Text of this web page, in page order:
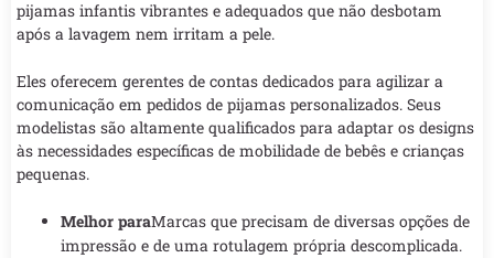
pijamas infantis vibrantes e adequados que não desbotam
após a lavagem nem irritam a pele.
Eles oferecem gerentes de contas dedicados para agilizar a
comunicação em pedidos de pijamas personalizados. Seus
modelistas são altamente qualificados para adaptar os designs
às necessidades específicas de mobilidade de bebês e crianças
pequenas.
Melhor paraMarcas que precisam de diversas opções de
impressão e de uma rotulagem própria descomplicada.